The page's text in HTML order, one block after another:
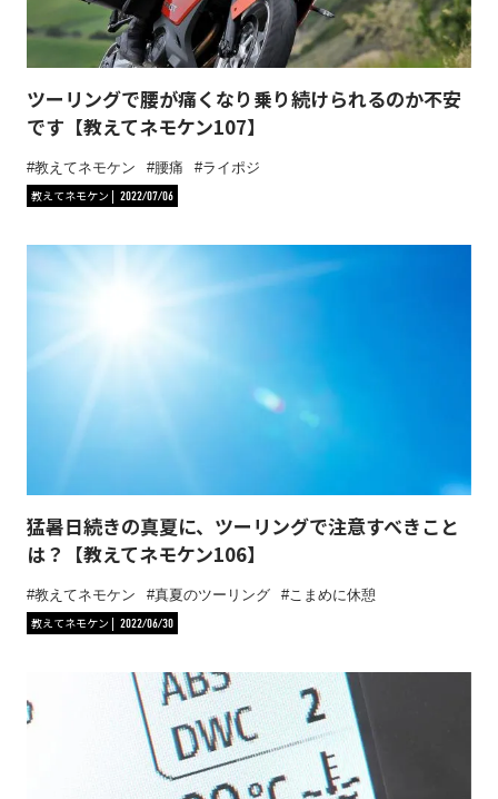
ツーリングで腰が痛くなり乗り続けられるのか不安
です【教えてネモケン107】
教えてネモケン 腰痛
ライポジ
教えてネモケン
2022/07/06
猛暑日続きの真夏に、ツーリングで注意すべきこと
は？【教えてネモケン106】
教えてネモケン 真夏のツーリング
こまめに休憩
教えてネモケン
2022/06/30